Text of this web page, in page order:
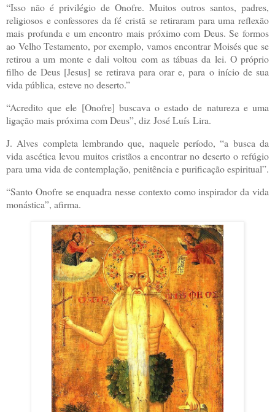
“Isso não é privilégio de Onofre. Muitos outros santos, padres,
religiosos e confessores da fé cristã se retiraram para uma reflexão
mais profunda e um encontro mais próximo com Deus. Se formos
ao Velho Testamento, por exemplo, vamos encontrar Moisés que se
retirou a um monte e dali voltou com as tábuas da lei. O próprio
filho de Deus [Jesus] se retirava para orar e, para o início de sua
vida pública, esteve no deserto.”
“Acredito que ele [Onofre] buscava o estado de natureza e uma
ligação mais próxima com Deus”, diz José Luís Lira.
J. Alves completa lembrando que, naquele período, “a busca da
vida ascética levou muitos cristãos a encontrar no deserto o refúgio
para uma vida de contemplação, penitência e purificação espiritual”.
“Santo Onofre se enquadra nesse contexto como inspirador da vida
monástica”, afirma.